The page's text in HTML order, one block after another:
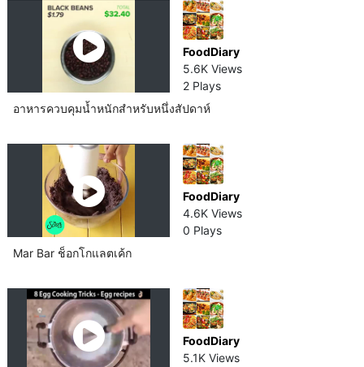
FoodDiary
5.6K Views
2 Plays
อาหารควบคุมน้ำหนักสำหรับหนึ่งสัปดาห์​
FoodDiary
4.6K Views
0 Plays
Mar Bar ช็อกโกแลต​เค้ก
FoodDiary
5.1K Views